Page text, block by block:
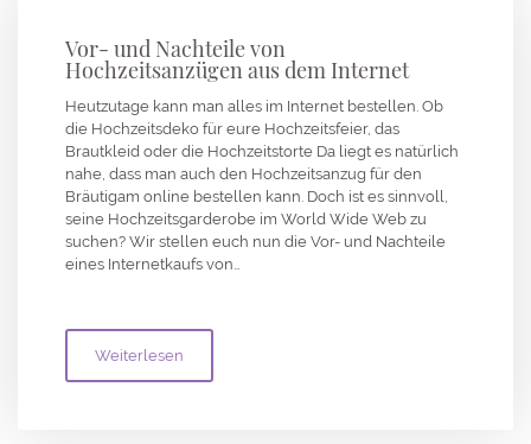
Vor- und Nachteile von
Hochzeitsanzügen aus dem Internet
Heutzutage kann man alles im Internet bestellen. Ob
die Hochzeitsdeko für eure Hochzeitsfeier, das
Brautkleid oder die Hochzeitstorte Da liegt es natürlich
nahe, dass man auch den Hochzeitsanzug für den
Bräutigam online bestellen kann. Doch ist es sinnvoll,
seine Hochzeitsgarderobe im World Wide Web zu
suchen? Wir stellen euch nun die Vor- und Nachteile
eines Internetkaufs von…
Weiterlesen